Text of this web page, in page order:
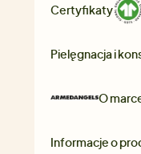
Certyfikaty
Pielęgnacja i
O
Informacje o